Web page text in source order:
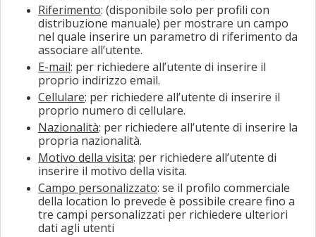
Riferimento: (disponibile solo per profili con
distribuzione manuale) per mostrare un campo
nel quale inserire un parametro di riferimento da
associare all’utente.
E-mail: per richiedere all’utente di inserire il
proprio indirizzo email.
Cellulare: per richiedere all’utente di inserire il
proprio numero di cellulare.
Nazionalità: per richiedere all’utente di inserire la
propria nazionalità.
Motivo della visita: per richiedere all’utente di
inserire il motivo della visita.
Campo personalizzato: se il profilo commerciale
della location lo prevede è possibile creare fino a
tre campi personalizzati per richiedere ulteriori
dati agli utenti